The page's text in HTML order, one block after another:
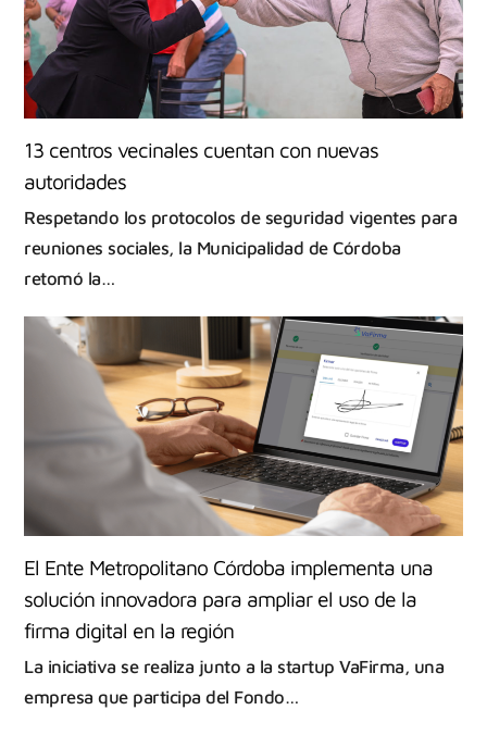
13 centros vecinales cuentan con nuevas
autoridades
Respetando los protocolos de seguridad vigentes para
reuniones sociales, la Municipalidad de Córdoba
retomó la…
El Ente Metropolitano Córdoba implementa una
solución innovadora para ampliar el uso de la
firma digital en la región
La iniciativa se realiza junto a la startup VaFirma, una
empresa que participa del Fondo…